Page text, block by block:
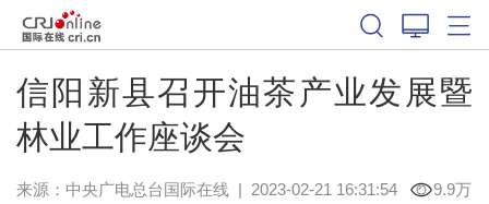
信阳新县召开油茶产业发展暨
林业工作座谈会
来源：中央广电总台国际在线| 2023-02-21 16:31:54 9.9万